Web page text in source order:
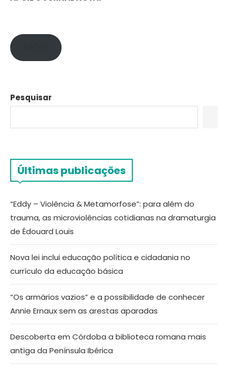
Pesquisar
Últimas publicações
“Eddy – Violência & Metamorfose”: para além do
trauma, as microviolências cotidianas na dramaturgia
de Édouard Louis
Nova lei inclui educação política e cidadania no
currículo da educação básica
“Os armários vazios” e a possibilidade de conhecer
Annie Ernaux sem as arestas aparadas
Descoberta em Córdoba a biblioteca romana mais
antiga da Península Ibérica